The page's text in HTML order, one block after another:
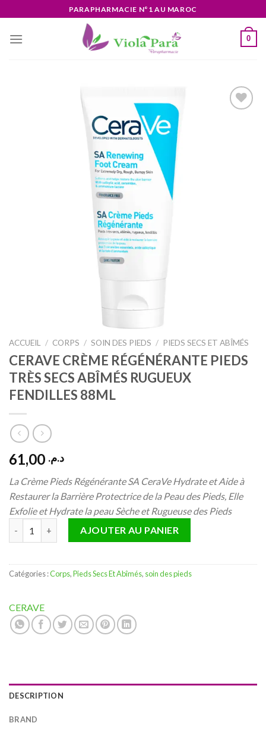
to
content
PARAPHARMACIE N°1 AU MAROC
0
ACCUEIL / CORPS / SOIN DES PIEDS / PIEDS SECS ET ABÎMÉS
CERAVE CRÈME RÉGÉNÉRANTE PIEDS
TRÈS SECS ABÎMÉS RUGUEUX
FENDILLES 88ML
د.م.
La Crème Pieds Régénérante SA CeraVe Hydrate et Aide à
Restaurer la Barrière Protectrice de la Peau des Pieds, Elle
Exfolie et Hydrate la peau Sèche et Rugueuse des Pieds
quantité de CERAVE CRÈME RÉGÉNÉRANTE PIEDS TRÈS SECS
AJOUTER AU PANIER
Catégories :Corps,Pieds Secs Et Abîmés, soin des pieds
CERAVE
DESCRIPTION
BRAND